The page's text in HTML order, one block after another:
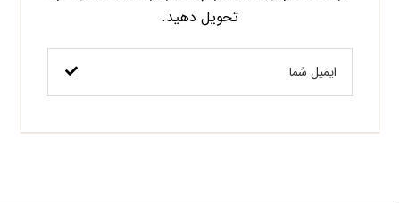
تحویل دهید.